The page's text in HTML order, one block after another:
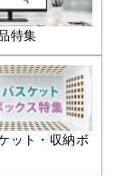
特集
ット・収納ボ